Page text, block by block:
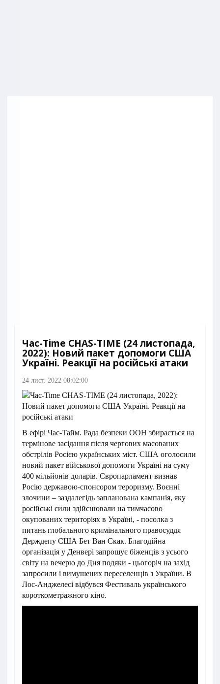
Час-Time CHAS-TIME (24 листопада,
2022): Новий пакет допомоги США
Україні. Реакції на російські атаки
24 лист. 2022 08:02:00
В ефірі Час-Тайм. Рада безпеки ООН збирається на
термінове засідання після чергових масованих
обстрілів Росією українських міст. США оголосили
новий пакет військової допомоги Україні на суму
400 мільйонів доларів. Європарламент визнав
Росію державою-спонсором тероризму. Воєнні
злочини – заздалегідь запланована кампанія, яку
російські сили здійснювали на тимчасово
окупованих територіях в Україні, - посолка з
питань глобального кримінального правосуддя
Держдепу США Бет Ван Скак. Благодійна
організація у Денвері запрошує біженців з усього
світу на вечерю до Дня подяки - цьогоріч на захід
запросили і вимушених переселенців з України. В
Лос-Анджелесі відбувся Фестиваль українського
короткометражного кіно.